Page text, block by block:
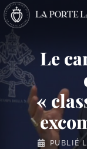
Le
«
PUBLIÉ